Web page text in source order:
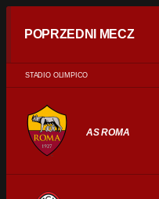
POPRZEDNI MECZ
STADIO OLIMPICO
AS ROMA